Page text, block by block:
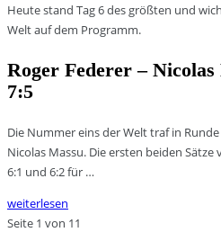
Heute stand Tag 6 des größten und
Welt auf dem Programm.
Roger Federer –
7:5
Die Nummer eins der Welt traf in
Nicolas Massu. Die ersten beiden
6:1 und 6:2 für …
weiterlesen
Seite 1 von 11